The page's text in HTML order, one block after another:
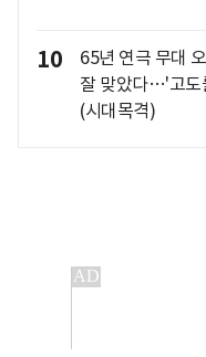
10
65년 연극 무대
잘 맞았다…'고도
(시대목격)